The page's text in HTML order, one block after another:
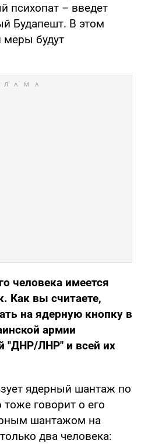
психопат – введет
Будапешт. В этом
меры будут
человека имеется
Как вы считаете,
на ядерную кнопку в
армии
"ДНР/ЛНР" и всей их
ядерный шантаж по
говорит о его
шантажом на
два человека: